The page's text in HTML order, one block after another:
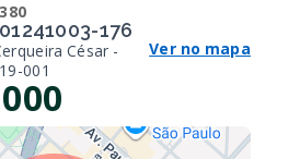
176
César -
001
Ver no mapa